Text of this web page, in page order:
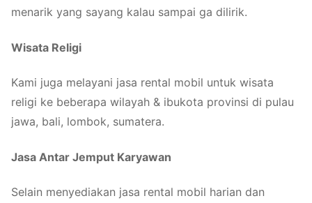
menarik yang sayang kalau sampai ga dilirik.
Wisata Religi
Kami juga melayani jasa rental mobil untuk wisata
religi ke beberapa wilayah & ibukota provinsi di pulau
jawa, bali, lombok, sumatera.
Jasa Antar Jemput Karyawan
Selain menyediakan jasa rental mobil harian dan